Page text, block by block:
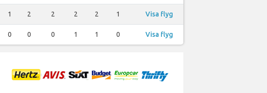
1 2 2 2 2 1 Visa flyg
0 0 0 1 1 0 Visa flyg